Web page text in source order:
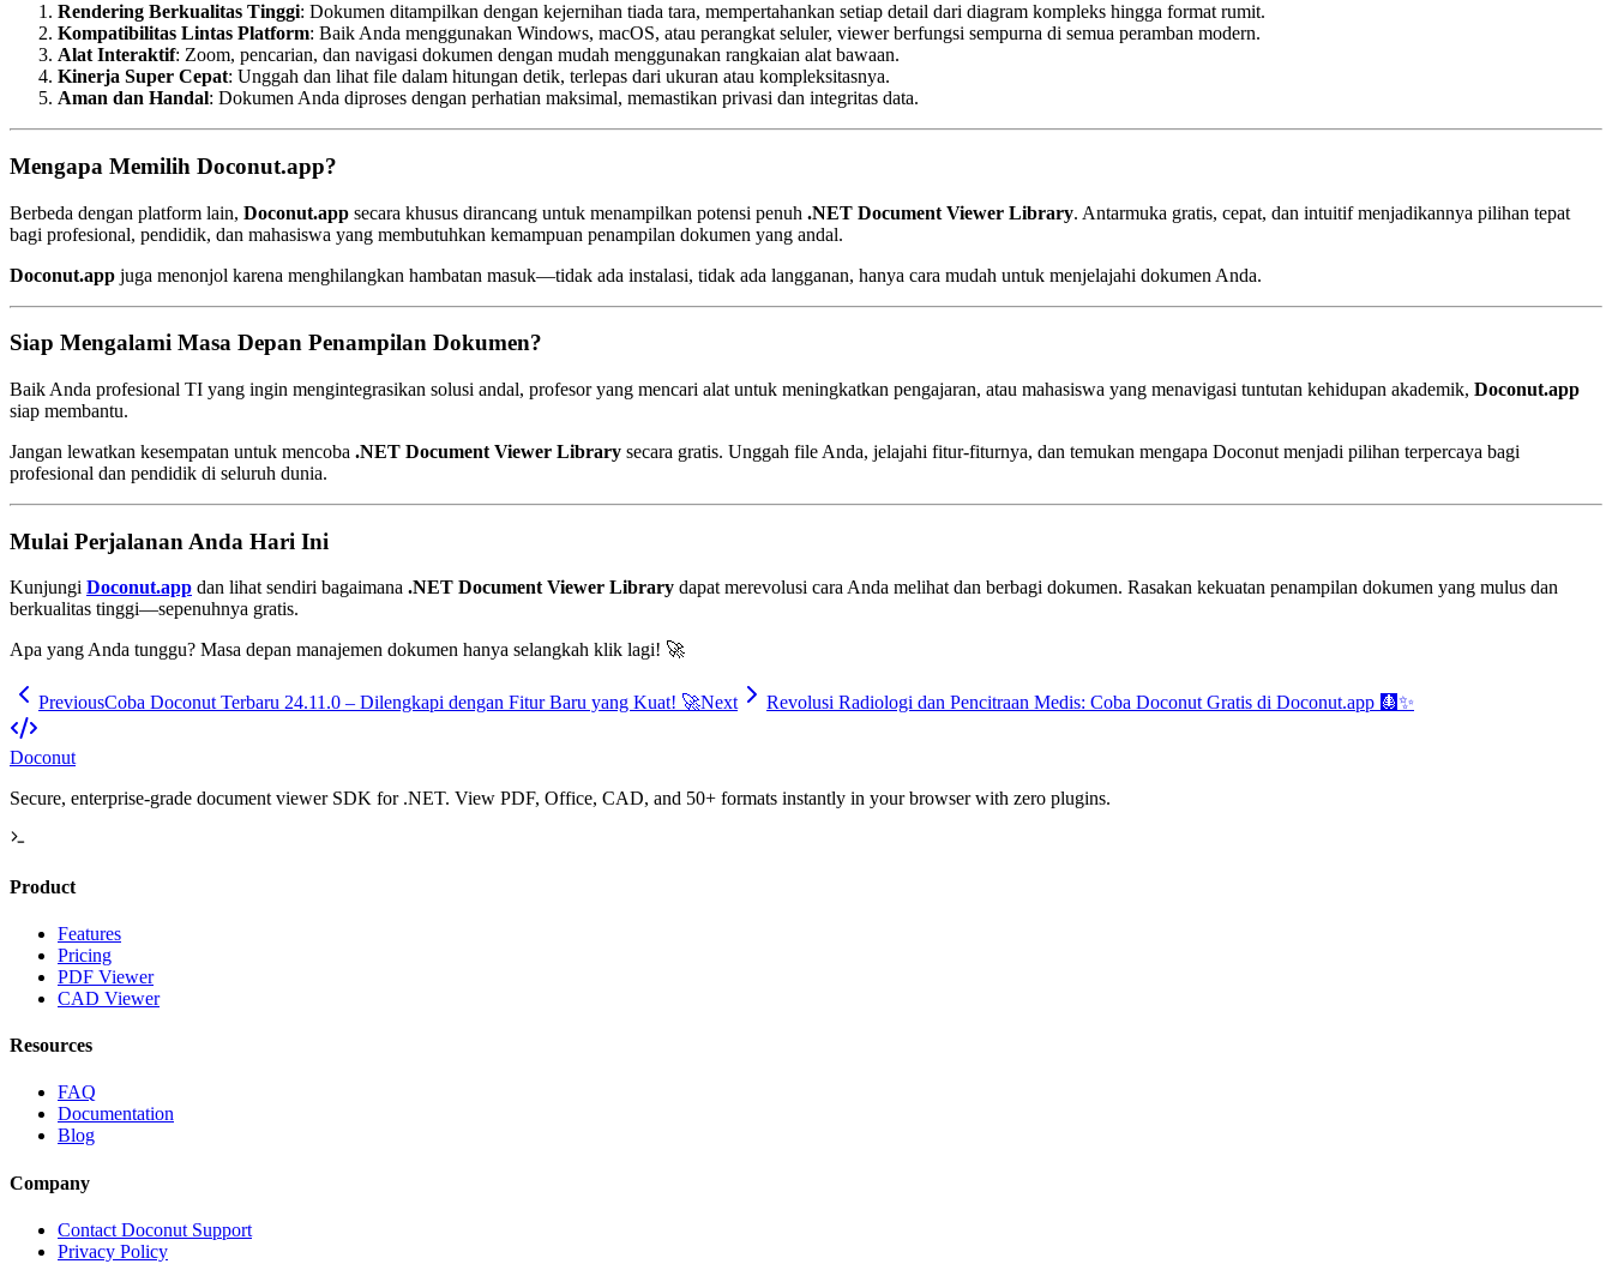
Rendering Berkualitas Tinggi: Dokumen ditampilkan dengan kejernihan tiada tara, mempertahankan setiap detail dari diagram kompleks hingga format rumit.
Kompatibilitas Lintas Platform: Baik Anda menggunakan Windows, macOS, atau perangkat seluler, viewer berfungsi sempurna di semua peramban modern.
Alat Interaktif: Zoom, pencarian, dan navigasi dokumen dengan mudah menggunakan rangkaian alat bawaan.
Kinerja Super Cepat: Unggah dan lihat file dalam hitungan detik, terlepas dari ukuran atau kompleksitasnya.
Aman dan Handal: Dokumen Anda diproses dengan perhatian maksimal, memastikan privasi dan integritas data.
Mengapa Memilih Doconut.app?
Berbeda dengan platform lain, Doconut.app secara khusus dirancang untuk menampilkan potensi penuh .NET Document Viewer Library. Antarmuka gratis, cepat, dan intuitif menjadikannya pilihan tepat
bagi profesional, pendidik, dan mahasiswa yang membutuhkan kemampuan penampilan dokumen yang andal.
Doconut.app juga menonjol karena menghilangkan hambatan masuk—tidak ada instalasi, tidak ada langganan, hanya cara mudah untuk menjelajahi dokumen Anda.
Siap Mengalami Masa Depan Penampilan Dokumen?
Baik Anda profesional TI yang ingin mengintegrasikan solusi andal, profesor yang mencari alat untuk meningkatkan pengajaran, atau mahasiswa yang menavigasi tuntutan kehidupan akademik, Doconut.app
siap membantu.
Jangan lewatkan kesempatan untuk mencoba .NET Document Viewer Library secara gratis. Unggah file Anda, jelajahi fitur‑fiturnya, dan temukan mengapa Doconut menjadi pilihan terpercaya bagi
profesional dan pendidik di seluruh dunia.
Mulai Perjalanan Anda Hari Ini
Kunjungi Doconut.app dan lihat sendiri bagaimana .NET Document Viewer Library dapat merevolusi cara Anda melihat dan berbagi dokumen. Rasakan kekuatan penampilan dokumen yang mulus dan
berkualitas tinggi—sepenuhnya gratis.
Apa yang Anda tunggu? Masa depan manajemen dokumen hanya selangkah klik lagi! 🚀
PreviousCoba Doconut Terbaru 24.11.0 – Dilengkapi dengan Fitur Baru yang Kuat! 🚀Next Revolusi Radiologi dan Pencitraan Medis: Coba Doconut Gratis di Doconut.app 🩻✨
Doconut
Secure, enterprise-grade document viewer SDK for .NET. View PDF, Office, CAD, and 50+ formats instantly in your browser with zero plugins.
Product
Features
Pricing
PDF Viewer
CAD Viewer
Resources
FAQ
Documentation
Blog
Company
Contact Doconut Support
Privacy Policy